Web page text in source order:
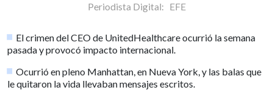
Periodista Digital: EFE
El crimen del CEO de UnitedHealthcare ocurrió la semana
pasada y provocó impacto internacional.
Ocurrió en pleno Manhattan, en Nueva York, y las balas que
le quitaron la vida llevaban mensajes escritos.